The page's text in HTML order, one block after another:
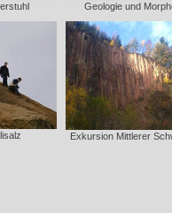
Geologie und
Exkursion Mittlerer